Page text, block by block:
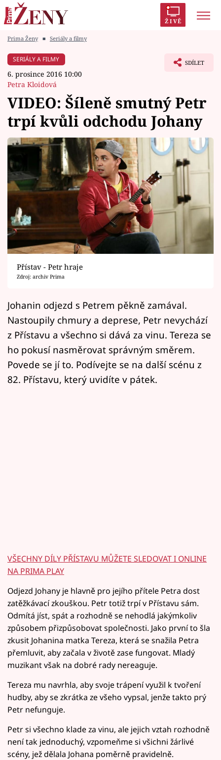
ŽIVĚ
Módní alarm
Témata
Celebrity
Vztahy
Seriály
Horoskopy
Sledujte prima+
Filmový festival Karlovy Vary
Mámy sobě
Přihlášení
Prima Ženy ■ Seriály a filmy
SERIÁLY A FILMY
6. prosince 2016 10:00
Petra Kloidová
SDÍLET
VIDEO: Šíleně smutný Petr
trpí kvůli odchodu Johany
Přístav - Petr hraje
Zdroj: archiv Prima
Johanin odjezd s Petrem pěkně zamával.
Nastoupily chmury a deprese, Petr nevychází
z Přístavu a všechno si dává za vinu. Tereza se
ho pokusí nasměrovat správným směrem.
Povede se jí to. Podívejte se na další scénu z
82. Přístavu, který uvidíte v pátek.
VŠECHNY DÍLY PŘÍSTAVU MŮŽETE SLEDOVAT I ONLINE
NA PRIMA PLAY
Odjezd Johany je hlavně pro jejího přítele Petra dost
zatěžkávací zkouškou. Petr totiž trpí v Přístavu sám.
Odmítá jíst, spát a rozhodně se nehodlá jakýmkoliv
způsobem přizpůsobovat společnosti. Jako první to šla
zkusit Johanina matka Tereza, která se snažila Petra
přemluvit, aby začala v životě zase fungovat. Mladý
muzikant však na dobré rady nereaguje.
Tereza mu navrhla, aby svoje trápení využil k tvoření
hudby, aby se zkrátka ze všeho vypsal, jenže takto prý
Petr nefunguje.
Petr si všechno klade za vinu, ale jejich vztah rozhodně
není tak jednoduchý, vzpomeňme si všichni žárlivé
scény, jež dělala Johana poměrně pravidelně.